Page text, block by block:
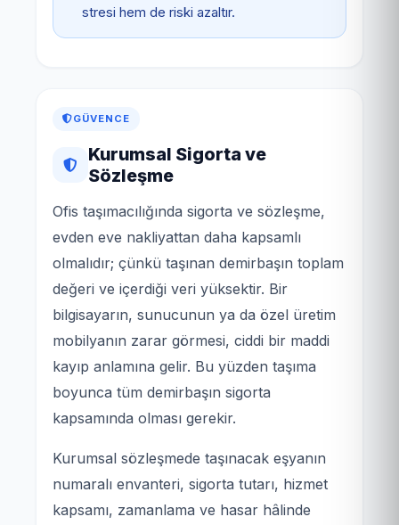
stresi hem de riski azaltır.
GÜVENCE
Kurumsal Sigorta ve
Sözleşme
Ofis taşımacılığında sigorta ve sözleşme,
evden eve nakliyattan daha kapsamlı
olmalıdır; çünkü taşınan demirbaşın toplam
değeri ve içerdiği veri yüksektir. Bir
bilgisayarın, sunucunun ya da özel üretim
mobilyanın zarar görmesi, ciddi bir maddi
kayıp anlamına gelir. Bu yüzden taşıma
boyunca tüm demirbaşın sigorta
kapsamında olması gerekir.
Kurumsal sözleşmede taşınacak eşyanın
numaralı envanteri, sigorta tutarı, hizmet
kapsamı, zamanlama ve hasar hâlinde